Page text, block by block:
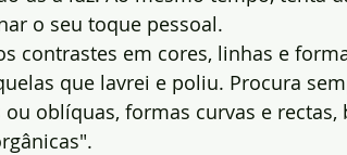
o seu toque pessoal.
contrastes em cores, linhas e
que lavrei e poliu. Procura
oblíquas, formas curvas e